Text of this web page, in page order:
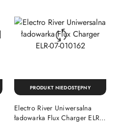
Electro River Uniwersalna
ładowarka Flux Charger ELR-
PRODUKT NIEDOSTĘPNY